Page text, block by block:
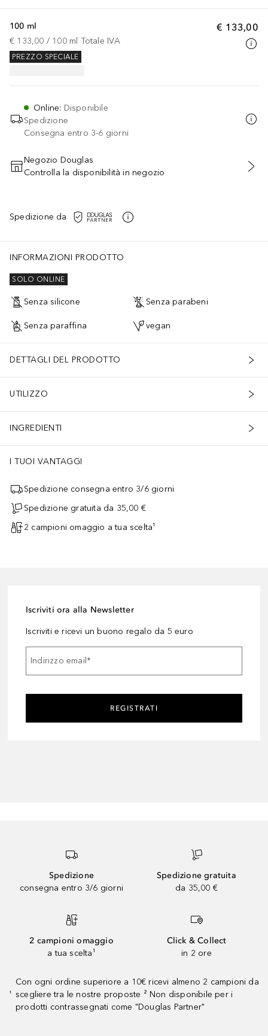
€ 133,00
100 ml
€ 133,00 / 100 ml Totale IVA
PREZZO SPECIALE
Online: Disponibile
Spedizione
Consegna entro 3-6 giorni
AGGIUNGI AL CARRELLO
Negozio Douglas
Controlla la disponibilità in negozio
Spedizione da
INFORMAZIONI PRODOTTO
SOLO ONLINE
Senza silicone Senza parabeni
Senza paraffina vegan
DETTAGLI DEL PRODOTTO
UTILIZZO
INGREDIENTI
I TUOI VANTAGGI
Spedizione consegna entro 3/6 giorni
Spedizione gratuita da 35,00 €
2 campioni omaggio a tua scelta¹
Iscriviti ora alla Newsletter
Iscriviti e ricevi un buono regalo da 5 euro
Indirizzo email*
REGISTRATI
Spedizione
consegna entro 3/6 giorni
Spedizione gratuita
da 35,00 €
2 campioni omaggio
a tua scelta¹
Click & Collect
in 2 ore
¹
Con ogni ordine superiore a 10€ ricevi almeno 2 campioni da
scegliere tra le nostre proposte ² Non disponibile per i
prodotti contrassegnati come "Douglas Partner"